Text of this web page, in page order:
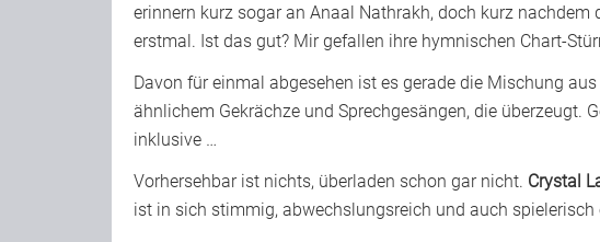
erinnern kurz sogar an Anaal Nathrakh, doch kurz
erstmal. Ist das gut? Mir gefallen ihre hymnischen Chart-
Davon für einmal abgesehen ist es gerade die Mischung
ähnlichem Gekrächze und Sprechgesängen, die überzeugt.
inklusive …
Vorhersehbar ist nichts, überladen schon gar nicht. Crystal
ist in sich stimmig, abwechslungsreich und auch spielerisch